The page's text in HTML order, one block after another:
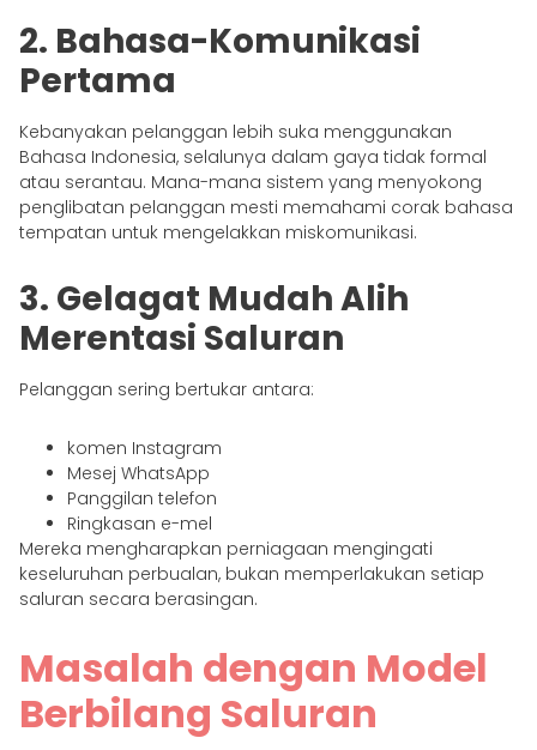
2. Bahasa-Komunikasi
Pertama
Kebanyakan pelanggan lebih suka menggunakan
Bahasa Indonesia, selalunya dalam gaya tidak formal
atau serantau. Mana-mana sistem yang menyokong
penglibatan pelanggan mesti memahami corak bahasa
tempatan untuk mengelakkan miskomunikasi.
3. Gelagat Mudah Alih
Merentasi Saluran
Pelanggan sering bertukar antara:
komen Instagram
Mesej WhatsApp
Panggilan telefon
Ringkasan e-mel
Mereka mengharapkan perniagaan mengingati
keseluruhan perbualan, bukan memperlakukan setiap
saluran secara berasingan.
Masalah dengan Model
Berbilang Saluran